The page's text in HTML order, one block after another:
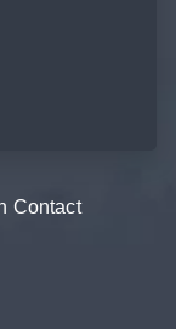
Contact